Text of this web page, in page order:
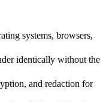
systems, browsers,
identically without the
and redaction for